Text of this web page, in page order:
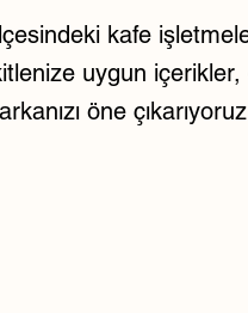
kafe
uygun içerikler,
öne